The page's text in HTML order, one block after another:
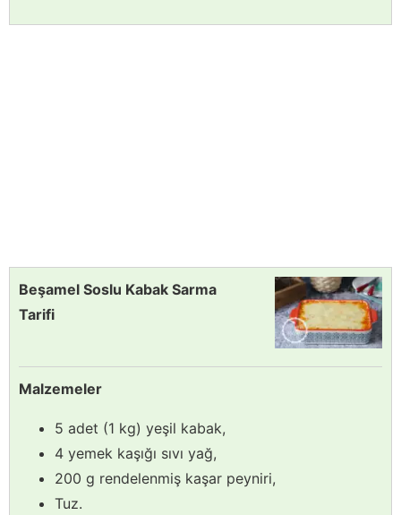
Beşamel Soslu Kabak Sarma
Tarifi
Malzemeler
5 adet (1 kg) yeşil kabak,
4 yemek kaşığı sıvı yağ,
200 g rendelenmiş kaşar peyniri,
Tuz.